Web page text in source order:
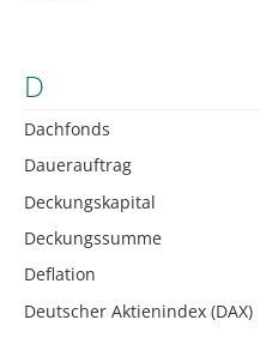
D
Dachfonds
Dauerauftrag
Deckungskapital
Deckungssumme
Deflation
Deutscher Aktienindex (DAX)